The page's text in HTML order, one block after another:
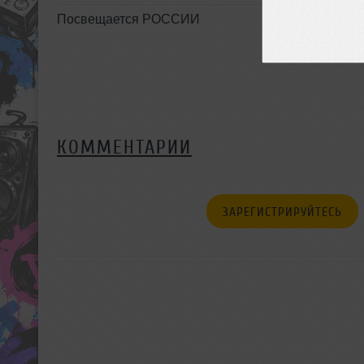
Посвещается РОССИИ
КОММЕНТАРИИ
ЗАРЕГИСТРИРУЙТЕСЬ